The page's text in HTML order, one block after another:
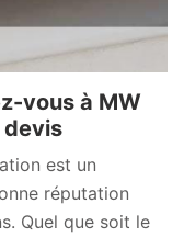
vous à MW
devis
est un
réputation
Quel que soit le